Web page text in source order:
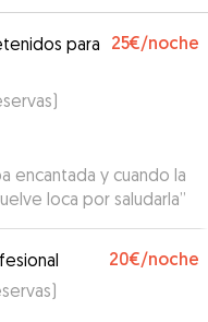
para 25€/noche
)
encantada y cuando la
loca por saludarla”
20€/noche
)